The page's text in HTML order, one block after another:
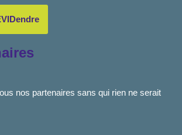
nos partenaires sans qui rien ne serait